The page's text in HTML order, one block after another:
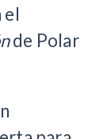
el
de Polar